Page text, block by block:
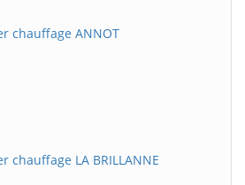
chauffage ANNOT
chauffage LA BRILLANNE